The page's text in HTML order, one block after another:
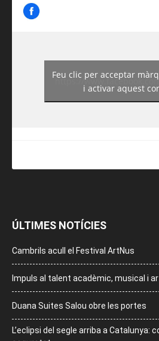
https://
Feu clic per acceptar
i activar aquest
ÚLTIMES NOTÍCIES
Cambrils acull el Festival ArtNus
Impuls al talent acadèmic, musical i
Duana Suites Salou obre les portes
L’eclipsi del segle arriba a Catalunya: